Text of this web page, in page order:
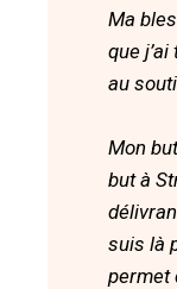
Ma
que
au
Mon
but à
suis là
permet